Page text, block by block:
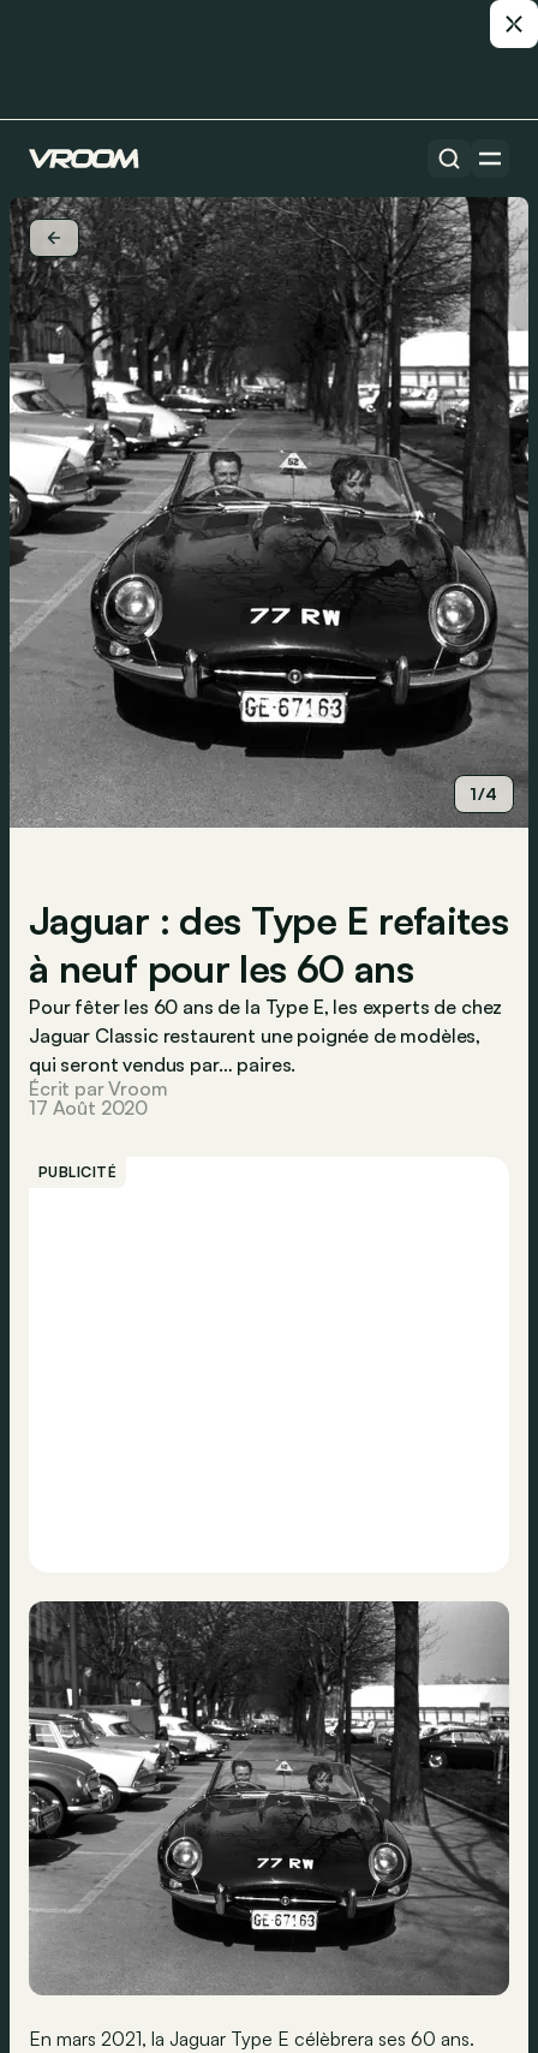
1/4
Jaguar : des Type E refaites
à neuf pour les 60 ans
Pour fêter les 60 ans de la Type E, les experts de chez
Jaguar Classic restaurent une poignée de modèles,
qui seront vendus par… paires.
Écrit par Vroom
17 Août 2020
PUBLICITÉ
En mars 2021, la Jaguar Type E célèbrera ses 60 ans.